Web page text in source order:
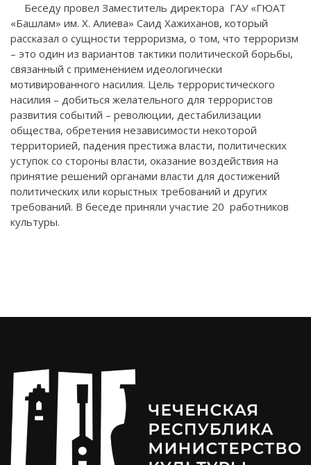
Беседу провел Заместитель директора ГАУ «ГЮАТ
«Башлам» им. Х. Алиева» Саид Хажиханов, который
рассказал о сущности терроризма, о том, что терроризм
– это один из вариантов тактики политической борьбы,
связанный с применением идеологически
мотивированного насилия. Цель террористического
насилия – добиться желательного для террористов
развития событий – революции, дестабилизации
общества, обретения независимости некоторой
территорией, падения престижа власти, политических
уступок со стороны власти, оказание воздействия на
принятие решений органами власти для достижений
политических или корыстных требований и других
требований. В беседе приняли участие 20 работников
культуры.